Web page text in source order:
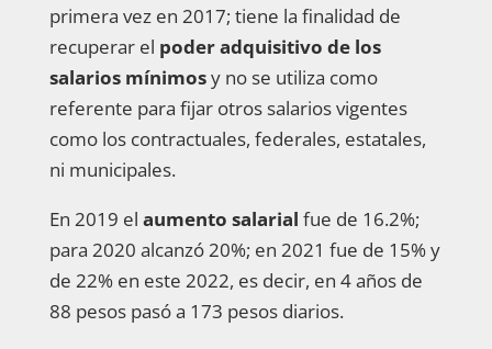
primera vez en 2017; tiene la finalidad de
recuperar el poder adquisitivo de los
salarios mínimosy no se utiliza como
referente para fijar otros salarios vigentes
como los contractuales, federales, estatales,
ni municipales.
En 2019 el aumento salarial fue de 16.2%;
para 2020 alcanzó 20%; en 2021 fue de 15% y
de 22% en este 2022, es decir, en 4 años de
88 pesos pasó a 173 pesos diarios.